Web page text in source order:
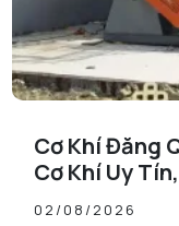
Cơ Khí Đăng
Cơ Khí Uy
02/08/2026